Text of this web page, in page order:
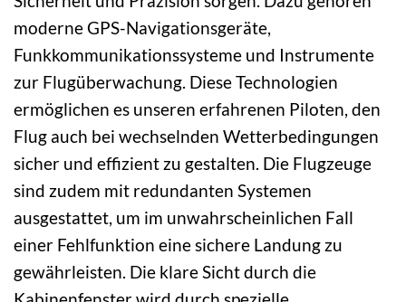
moderne GPS-Navigationsgeräte,
Funkkommunikationssysteme und Instrumente
zur Flugüberwachung. Diese Technologien
ermöglichen es unseren erfahrenen Piloten, den
Flug auch bei wechselnden Wetterbedingungen
sicher und effizient zu gestalten. Die Flugzeuge
sind zudem mit redundanten Systemen
ausgestattet, um im unwahrscheinlichen Fall
einer Fehlfunktion eine sichere Landung zu
gewährleisten. Die klare Sicht durch die